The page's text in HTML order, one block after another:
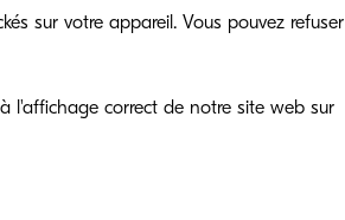
mes favoris et je clique
favoris, je vais
je sélectionne le
sur votre appareil. Vous pouvez refuser
l'affichage correct de notre site web sur